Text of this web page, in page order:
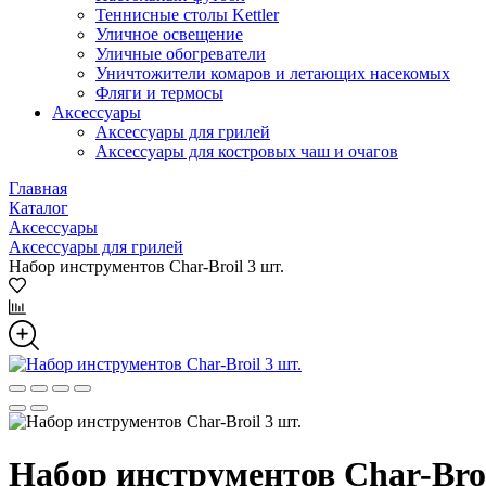
Теннисные столы Kettler
Уличное освещение
Уличные обогреватели
Уничтожители комаров и летающих насекомых
Фляги и термосы
Аксессуары
Аксессуары для грилей
Аксессуары для костровых чаш и очагов
Главная
Каталог
Аксессуары
Аксессуары для грилей
Набор инструментов Char-Broil 3 шт.
Набор инструментов Char-